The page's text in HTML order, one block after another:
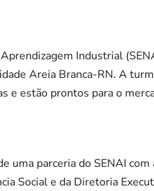
Industrial
Areia Branca-RN. A
e estão prontos para o
uma parceria do SENAI
Social e da Diretoria